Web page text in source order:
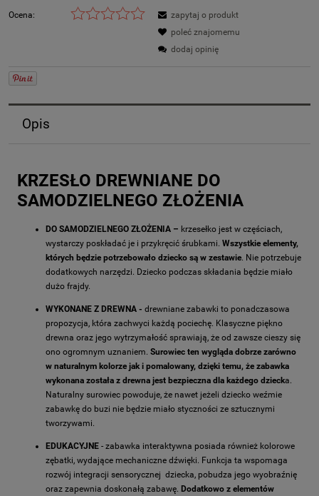
Ocena:
zapytaj o produkt
poleć znajomemu
dodaj opinię
Opis
KRZESŁO DREWNIANE DO
SAMODZIELNEGO ZŁOŻENIA
DO SAMODZIELNEGO ZŁOŻENIA – krzesełko jest w częściach,
wystarczy poskładać je i przykręcić śrubkami. Wszystkie elementy,
których będzie potrzebowało dziecko są w zestawie. Nie potrzebuje
dodatkowych narzędzi. Dziecko podczas składania będzie miało
dużo frajdy.
WYKONANE Z DREWNA - drewniane zabawki to ponadczasowa
propozycja, która zachwyci każdą pociechę. Klasyczne piękno
drewna oraz jego wytrzymałość sprawiają, że od zawsze cieszy się
ono ogromnym uznaniem. Surowiec ten wygląda dobrze zarówno
w naturalnym kolorze jak i pomalowany, dzięki temu, że zabawka
wykonana została z drewna jest bezpieczna dla każdego dziecka.
Naturalny surowiec powoduje, że nawet jeżeli dziecko weźmie
zabawkę do buzi nie będzie miało styczności ze sztucznymi
tworzywami.
EDUKACYJNE - zabawka interaktywna posiada również kolorowe
zębatki, wydające mechaniczne dźwięki. Funkcja ta wspomaga
rozwój integracji sensorycznej dziecka, pobudza jego wyobraźnię
oraz zapewnia doskonałą zabawę. Dodatkowo z elementów